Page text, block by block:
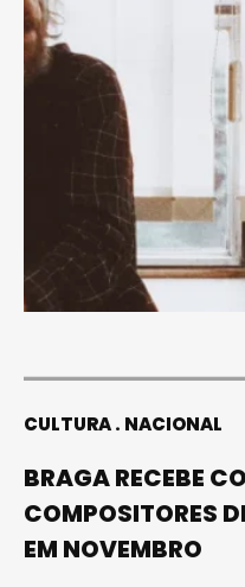
CULTURA NACIONAL
BRAGA RECEBE
COMPOSITORES
EM NOVEMBRO